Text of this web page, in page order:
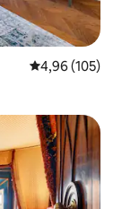
Середня
4,96 (105)